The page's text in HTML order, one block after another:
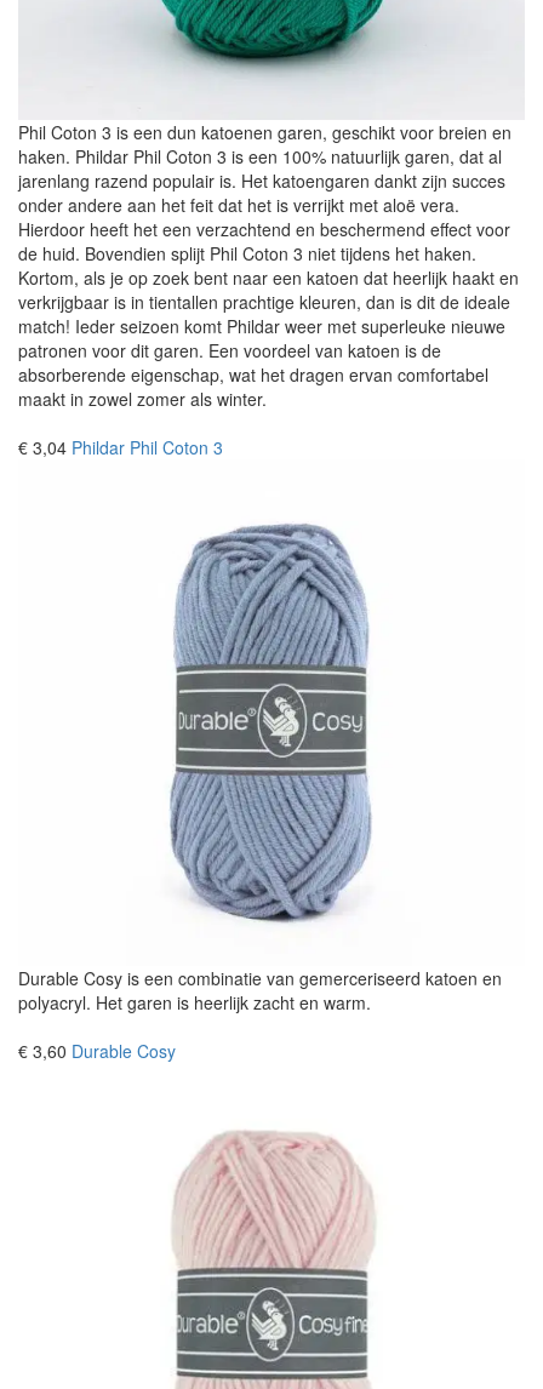
Phil Coton 3 is een dun katoenen garen, geschikt voor breien en
haken. Phildar Phil Coton 3 is een 100% natuurlijk garen, dat al
jarenlang razend populair is. Het katoengaren dankt zijn succes
onder andere aan het feit dat het is verrijkt met aloë vera.
Hierdoor heeft het een verzachtend en beschermend effect voor
de huid. Bovendien splijt Phil Coton 3 niet tijdens het haken.
Kortom, als je op zoek bent naar een katoen dat heerlijk haakt en
verkrijgbaar is in tientallen prachtige kleuren, dan is dit de ideale
match! Ieder seizoen komt Phildar weer met superleuke nieuwe
patronen voor dit garen. Een voordeel van katoen is de
absorberende eigenschap, wat het dragen ervan comfortabel
maakt in zowel zomer als winter.
€ 3,04 Phildar Phil Coton 3
Durable Cosy is een combinatie van gemerceriseerd katoen en
polyacryl. Het garen is heerlijk zacht en warm.
€ 3,60 Durable Cosy